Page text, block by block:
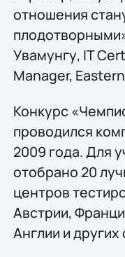
отношения
Увамунгу, IT
Manager,
Конкурс
проводился
2009 года. Для
отобрано 20
центров
Австрии,
Англии и других